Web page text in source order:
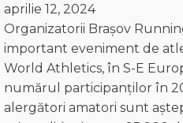
aprilie 12, 2024
Organizatorii Brașov
important eveniment de
World Athletics, în S-E
numărul participanților în
alergători amatori sunt